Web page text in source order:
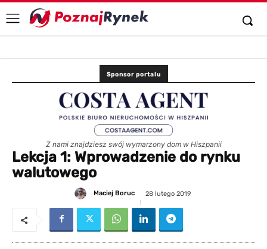
Sponsor portalu
Z nami znajdziesz swój wymarzony dom w Hiszpanii
Lekcja 1: Wprowadzenie do rynku
walutowego
Maciej Boruc 28 lutego 2019